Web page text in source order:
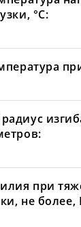
°С:
при
не более,